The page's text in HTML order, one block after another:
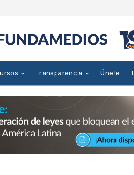
Transparencia Únete